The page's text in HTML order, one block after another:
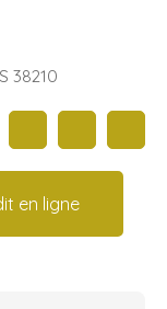
38210
en ligne